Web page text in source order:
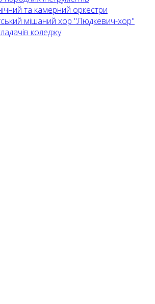
та камерний оркестри
мішаний хор "Людкевич-хор"
коледжу